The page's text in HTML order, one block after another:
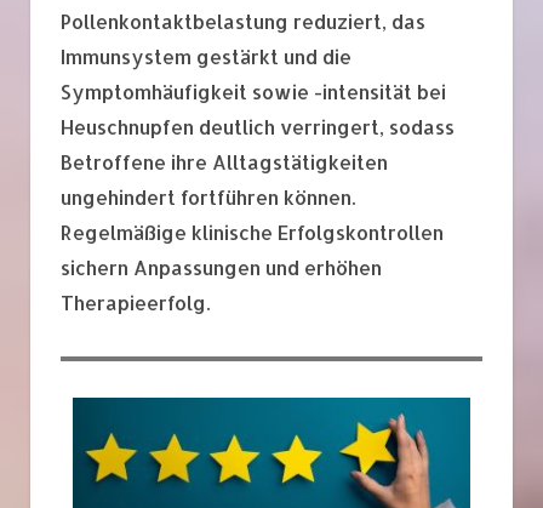
Pollenkontaktbelastung reduziert, das
Immunsystem gestärkt und die
Symptomhäufigkeit sowie -intensität bei
Heuschnupfen deutlich verringert, sodass
Betroffene ihre Alltagstätigkeiten
ungehindert fortführen können.
Regelmäßige klinische Erfolgskontrollen
sichern Anpassungen und erhöhen
Therapieerfolg.